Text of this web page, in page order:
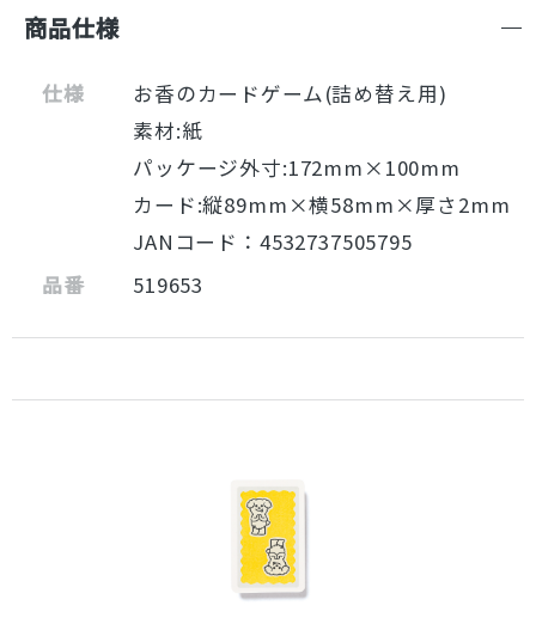
商品仕様
仕様
お香のカードゲーム(詰め替え用)
素材:紙
パッケージ外寸:172mm×100mm
カード:縦89mm×横58mm×厚さ2mm
JANコード：4532737505795
品番
519653